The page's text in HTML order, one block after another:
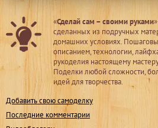
«Сделай сам – своими руками
сделанных из подручных
домашних условиях.
описанием, технологии,
рукоделия настоящему
Поделки любой сложности,
идей для творчества.
Добавить свою самоделку
Последние комментарии